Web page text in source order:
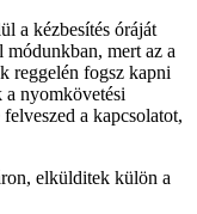
a kézbesítés óráját
módunkban, mert az a
reggelén fogsz kapni
nyomkövetési
a kapcsolatot,
elkülditek külön a